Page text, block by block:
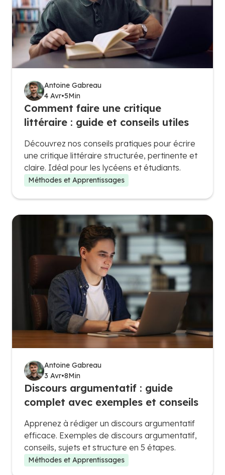
Antoine Gabreau
4 Avr•5Min
Comment faire une critique
littéraire : guide et conseils utiles
Découvrez nos conseils pratiques pour écrire
une critique littéraire structurée, pertinente et
claire. Idéal pour les lycéens et étudiants.
Méthodes et Apprentissages
Antoine Gabreau
3 Avr•8Min
Discours argumentatif : guide
complet avec exemples et conseils
Apprenez à rédiger un discours argumentatif
efficace. Exemples de discours argumentatif,
conseils, sujets et structure en 5 étapes.
Méthodes et Apprentissages